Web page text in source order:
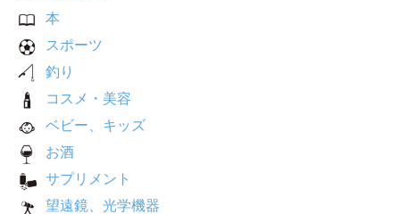
本
スポーツ
釣り
コスメ・美容
ベビー、キッズ
お酒
サプリメント
望遠鏡、光学機器